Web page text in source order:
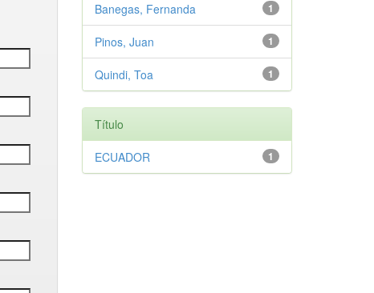
1
Banegas, Fernanda
1
Pinos, Juan
1
Quindi, Toa
Título
1
ECUADOR